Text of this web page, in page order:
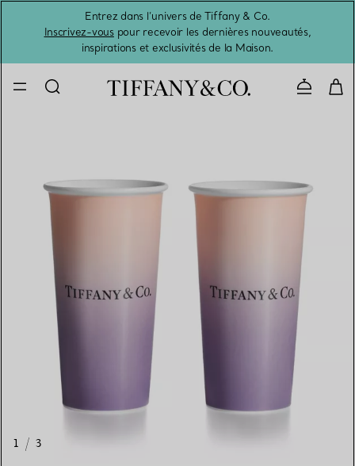
Entrez dans l’univers de Tiffany & Co.
Inscrivez-vouspour recevoir les dernières nouveautés,
inspirations et exclusivités de la Maison.
1 / 3